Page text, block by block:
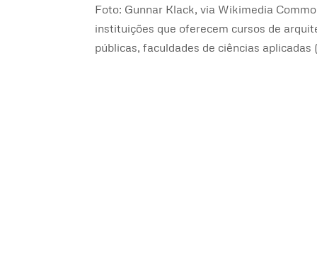
Foto: Gunnar Klack, via Wikimedia
instituições que oferecem cursos de
públicas, faculdades de ciências aplicadas